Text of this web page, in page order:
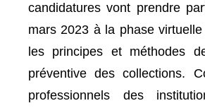
candidatures vont prendre
mars 2023 à la phase virtuelle
les principes et méthodes
préventive des collections.
professionnels des